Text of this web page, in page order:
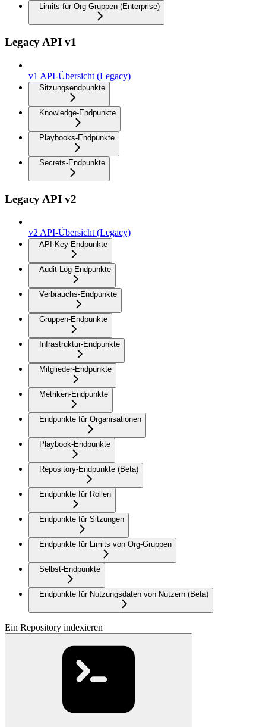
Limits für Org-Gruppen (Enterprise)
Legacy API v1
v1 API-Übersicht (Legacy)
Sitzungsendpunkte
Knowledge-Endpunkte
Playbooks-Endpunkte
Secrets-Endpunkte
Legacy API v2
v2 API-Übersicht (Legacy)
API-Key-Endpunkte
Audit-Log-Endpunkte
Verbrauchs-Endpunkte
Gruppen-Endpunkte
Infrastruktur-Endpunkte
Mitglieder-Endpunkte
Metriken-Endpunkte
Endpunkte für Organisationen
Playbook-Endpunkte
Repository-Endpunkte (Beta)
Endpunkte für Rollen
Endpunkte für Sitzungen
Endpunkte für Limits von Org-Gruppen
Selbst-Endpunkte
Endpunkte für Nutzungsdaten von Nutzern (Beta)
Ein Repository indexieren